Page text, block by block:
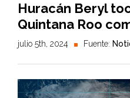
Huracán Beryl
Quintana Roo
julio 5th, 2024 Fuente: